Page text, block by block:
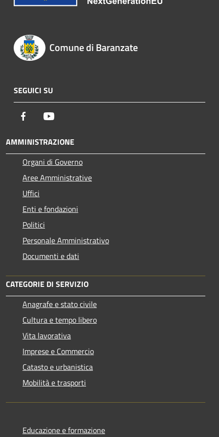
Comune di Baranzate
SEGUICI SU
Facebook
AMMINISTRAZIONE
Organi di Governo
Aree Amministrative
Uffici
Enti e fondazioni
Politici
Personale Amministrativo
Documenti e dati
CATEGORIE DI SERVIZIO
Anagrafe e stato civile
Cultura e tempo libero
Vita lavorativa
Imprese e Commercio
Catasto e urbanistica
Mobilità e trasporti
Educazione e formazione